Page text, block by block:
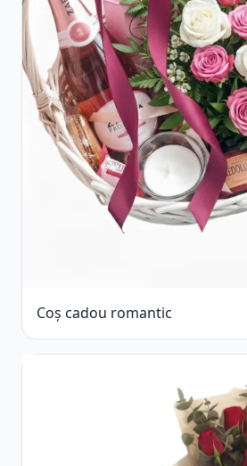
Coș cadou romantic